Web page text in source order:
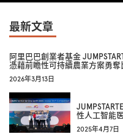
最新文章
阿里巴巴創業者基金
憑藉前瞻性可持續農業方案勇
2026年3月13日
性人工智能
2025年4月7日